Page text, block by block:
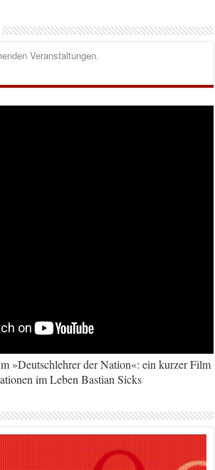
Veranstaltungen.
»Deutschlehrer der Nation«: ein kurzer Film
im Leben Bastian Sicks